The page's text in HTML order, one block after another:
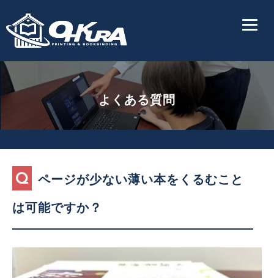
よくある質問
ページが少ない薄い本をくるむこと
は可能ですか？